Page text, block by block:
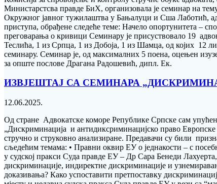
Министарстсва правде БиХ, организовала је семинар на
Окружног јавног тужилаштва у Бањалуци и Сша Лаботић,
приступа, обрађене следеће теме: Начело опортунитета –
преговарања о кривици Семинару је присуствовало 19
Теслића, 1 из Српца, 1 из Добоја, 1 из Шамца, од којих 12
семинару. Семинар је, од максималних 5 поена, оцењен
за опште послове Драгана Радошевић, дипл. Ек.
ИЗВЈЕШТАЈ СА СЕМИНАРА
12.06.2025.
Од стране Адвокатске коморе Републике Српске сам
„Дискриминација и антидиксриминацијско право
стручно и струковно анализиране. Предавачи су били
сљедећим темама: • Правни оквир ЕУ о једнакости – с
у судској пракси Суда правде ЕУ – Др Сара Бенеди
дискриминације, индиректне дискриминације и
доказивања? Како успоставити претпоставку